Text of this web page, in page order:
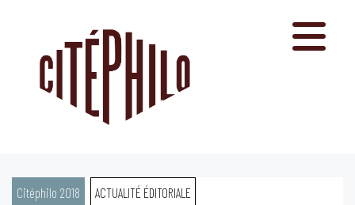
Citéphilo 2018 ACTUALITÉ ÉDITORIALE